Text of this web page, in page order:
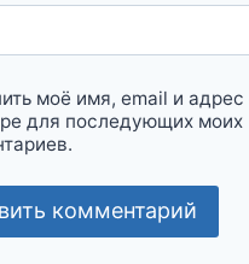
моё имя, email и адрес
для последующих моих